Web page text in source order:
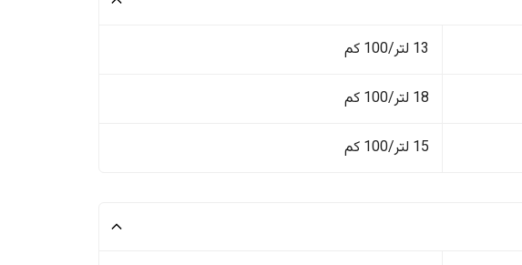
13 لتر/100 كم
18 لتر/100 كم
15 لتر/100 كم